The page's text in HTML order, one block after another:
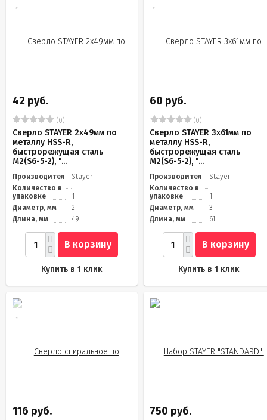
42 руб.
(0)
Сверло STAYER 2х49мм по
металлу HSS-R,
быстрорежущая сталь
М2(S6-5-2), "...
Производитель
Stayer
Количество в
упаковке
1
Диаметр, мм
2
Длина, мм
49
В корзину
Купить в 1 клик
60 руб.
(0)
Сверло STAYER 3х61мм по
металлу HSS-R,
быстрорежущая сталь
М2(S6-5-2), "...
Производитель
Stayer
Количество в
упаковке
1
Диаметр, мм
3
Длина, мм
61
В корзину
Купить в 1 клик
116 руб. 750 руб.